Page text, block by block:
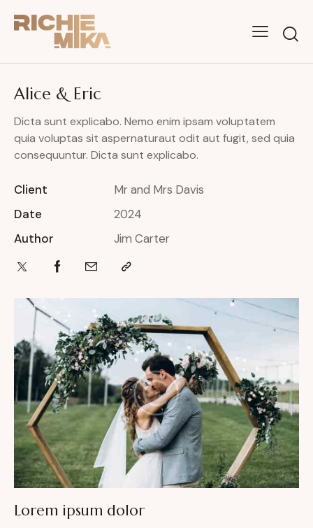
Alice & Eric
Dicta sunt explicabo. Nemo enim ipsam voluptatem
quia voluptas sit aspernaturaut odit aut fugit, sed quia
consequuntur. Dicta sunt explicabo.
Client
Mr and Mrs Davis
Date
2024
Author
Jim Carter
Lorem ipsum dolor